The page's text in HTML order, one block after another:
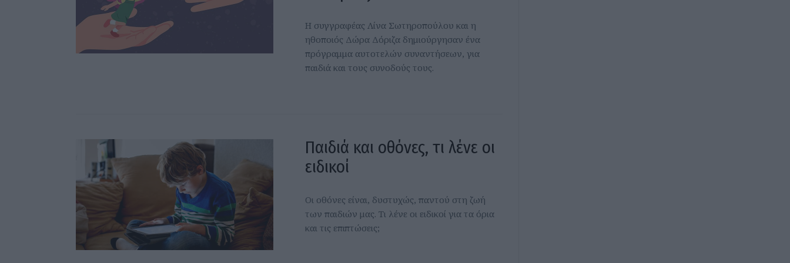
Η συγγραφέας Λίνα Σωτηροπούλου και η
ηθοποιός Δώρα Δόριζα δημιούργησαν ένα
πρόγραμμα αυτοτελών συναντήσεων, για
παιδιά και τους συνοδούς τους.
Παιδιά και οθόνες, τι λένε οι
ειδικοί
Οι οθόνες είναι, δυστυχώς, παντού στη ζωή
των παιδιών μας. Τι λένε οι ειδικοί για τα όρια
και τις επιπτώσεις;